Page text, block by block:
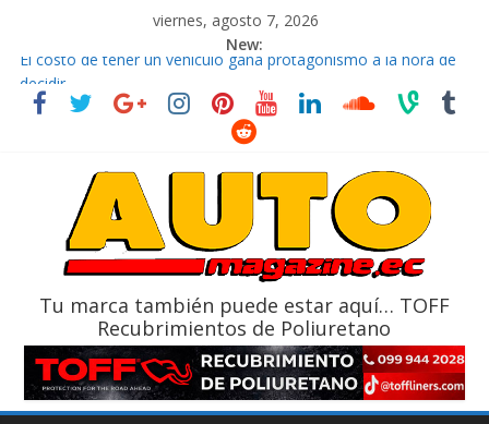
viernes, agosto 7, 2026
New:
El costo de tener un vehículo gana protagonismo a la hora de
decidir
Ultima película ‘Spider‑Man: Brand New Day’ pone en escena a
La Vuelta al Ecuador 2026, edición 47ª, recorre 7 provincias en 8
La FEDAK recibe 12 Sinotruk Bolden para cubrir las rutas de La
Tu marca también puede estar aquí… TOFF
Recubrimientos de Poliuretano